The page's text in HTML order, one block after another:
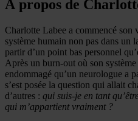
À propos de
Charlotte Labee a commencé son
système humain non pas dans un
partir d’un point bas personnel
Après un burn-out où son
endommagé qu’un neurologue a
s’est posée la question qui allait
d’autres : qui suis-je en tant
qui m’appartient vraiment ?